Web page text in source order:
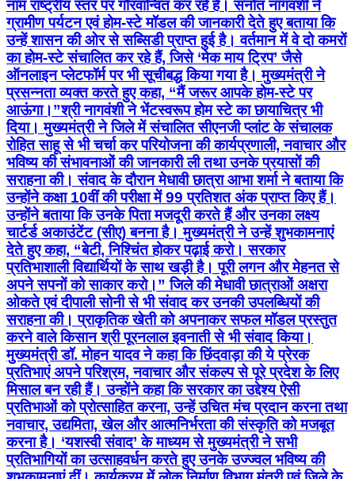
नाम राष्ट्रीय स्तर पर गौरवान्वित कर रहे हैं। सनोत नागवंशी ने
ग्रामीण पर्यटन एवं होम-स्टे मॉडल की जानकारी देते हुए बताया कि
उन्हें शासन की ओर से सब्सिडी प्राप्त हुई है। वर्तमान में वे दो कमरों
का होम-स्टे संचालित कर रहे हैं, जिसे ‘मेक माय ट्रिप’ जैसे
ऑनलाइन प्लेटफॉर्म पर भी सूचीबद्ध किया गया है। मुख्यमंत्री ने
प्रसन्नता व्यक्त करते हुए कहा, “मैं जरूर आपके होम-स्टे पर
आऊंगा।”श्री नागवंशी ने भेंटस्वरूप होम स्टे का छायाचित्र भी
दिया। मुख्यमंत्री ने जिले में संचालित सीएनजी प्लांट के संचालक
रोहित साहू से भी चर्चा कर परियोजना की कार्यप्रणाली, नवाचार और
भविष्य की संभावनाओं की जानकारी ली तथा उनके प्रयासों की
सराहना की। संवाद के दौरान मेधावी छात्रा आभा शर्मा ने बताया कि
उन्होंने कक्षा 10वीं की परीक्षा में 99 प्रतिशत अंक प्राप्त किए हैं।
उन्होंने बताया कि उनके पिता मजदूरी करते हैं और उनका लक्ष्य
चार्टर्ड अकाउंटेंट (सीए) बनना है। मुख्यमंत्री ने उन्हें शुभकामनाएं
देते हुए कहा, “बेटी, निश्चिंत होकर पढ़ाई करो। सरकार
प्रतिभाशाली विद्यार्थियों के साथ खड़ी है। पूरी लगन और मेहनत से
अपने सपनों को साकार करो।” जिले की मेधावी छात्राओं अक्षरा
ओकते एवं दीपाली सोनी से भी संवाद कर उनकी उपलब्धियों की
सराहना की। प्राकृतिक खेती को अपनाकर सफल मॉडल प्रस्तुत
करने वाले किसान श्री पूरनलाल इवनाती से भी संवाद किया।
मुख्यमंत्री डॉ. मोहन यादव ने कहा कि छिंदवाड़ा की ये प्रेरक
प्रतिभाएं अपने परिश्रम, नवाचार और संकल्प से पूरे प्रदेश के लिए
मिसाल बन रही हैं। उन्होंने कहा कि सरकार का उद्देश्य ऐसी
प्रतिभाओं को प्रोत्साहित करना, उन्हें उचित मंच प्रदान करना तथा
नवाचार, उद्यमिता, खेल और आत्मनिर्भरता की संस्कृति को मजबूत
करना है। ‘यशस्वी संवाद’ के माध्यम से मुख्यमंत्री ने सभी
प्रतिभागियों का उत्साहवर्धन करते हुए उनके उज्ज्वल भविष्य की